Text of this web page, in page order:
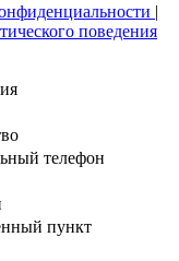
|
поведения
телефон
пункт